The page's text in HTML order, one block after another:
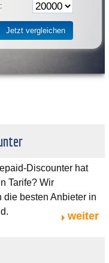
Discounter hat
Tarife? Wir
die besten Anbieter in
weiter